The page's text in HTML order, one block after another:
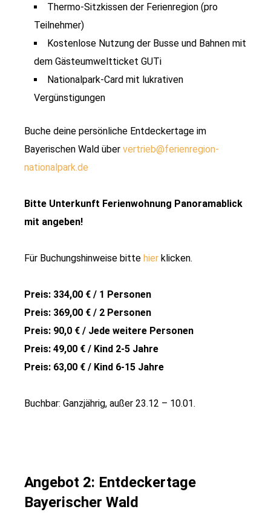
Thermo-Sitzkissen der Ferienregion (pro
Teilnehmer)
Kostenlose Nutzung der Busse und Bahnen mit
dem Gästeumweltticket GUTi
Nationalpark-Card mit lukrativen
Vergünstigungen
Buche deine persönliche Entdeckertage im
Bayerischen Wald über ­vertrieb@ferienregion-
nationalpark.de
Bitte Unterkunft Ferienwohnung Panoramablick
mit angeben!
Für Buchungshinweise bitte hier klicken.
Preis: 334,00 € / 1 Personen
Preis: 369,00 € / 2 Personen
Preis: 90,0 € / Jede weitere Personen
Preis: 49,00 € / Kind 2-5 Jahre
Preis: 63,00 € / Kind 6-15 Jahre
Buchbar: Ganzjährig, außer 23.12 – 10.01.
Angebot 2: Entdeckertage
Bayerischer Wald